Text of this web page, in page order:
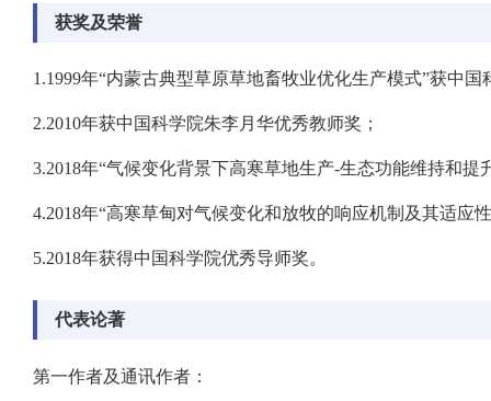
获奖及荣誉
1.1999年“内蒙古典型草原草地畜牧业优化生产模式”获中
2.2010年获中国科学院朱李月华优秀教师奖；
3.2018年“气候变化背景下高寒草地生产-生态功能维持和
4.2018年“高寒草甸对气候变化和放牧的响应机制及其适
5.2018年获得中国科学院优秀导师奖。
代表论著
第一作者及通讯作者：